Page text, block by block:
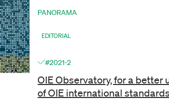
PANORAMA
EDITORIAL
#2021-2
OIE Observatory, for a
of OIE international standards